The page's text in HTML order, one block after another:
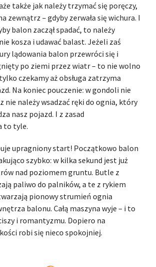
także jak należy trzymać się poręczy,
zewnątrz – gdyby zerwała się wichura. I
balon zaczął spadać, to należy
kosza i udawać balast. Jeżeli zaś
lądowania balon przewróci się i
po ziemi przez wiatr – to nie wolno
czekamy aż obsługa zatrzyma
Na koniec pouczenie: w gondoli nie
nie należy wsadzać ręki do ognia, który
nasz pojazd. I z zasad
to tyle.
upragniony start! Początkowo balon
szybko: w kilka sekund jest już
nad poziomem gruntu. Butle z
paliwo do palników, a te z rykiem
pionowy strumień ognia
balonu. Całą maszyna wyje – i to
i romantyzmu. Dopiero na
robi się nieco spokojniej.